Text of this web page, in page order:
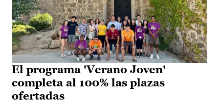
El programa 'Verano Joven'
completa al 100% las plazas
ofertadas